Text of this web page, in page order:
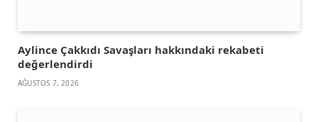
Aylince Çakkıdı Savaşları hakkındaki rekabeti
değerlendirdi
AĞUSTOS 7, 2026